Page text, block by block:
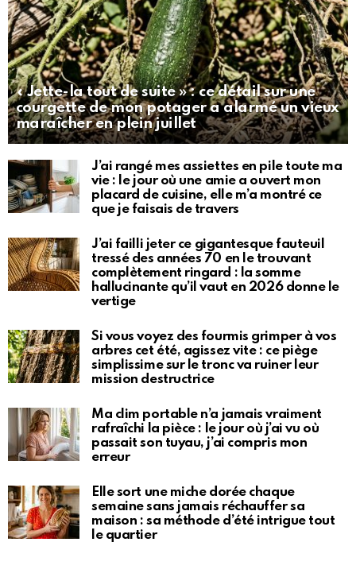
« Jette-la tout de suite » : ce détail sur une
courgette de mon potager a alarmé un vieux
maraîcher en plein juillet
J’ai rangé mes assiettes en pile toute ma
vie : le jour où une amie a ouvert mon
placard de cuisine, elle m’a montré ce
que je faisais de travers
J’ai failli jeter ce gigantesque fauteuil
tressé des années 70 en le trouvant
complètement ringard : la somme
hallucinante qu’il vaut en 2026 donne le
vertige
Si vous voyez des fourmis grimper à vos
arbres cet été, agissez vite : ce piège
simplissime sur le tronc va ruiner leur
mission destructrice
Ma clim portable n’a jamais vraiment
rafraîchi la pièce : le jour où j’ai vu où
passait son tuyau, j’ai compris mon
erreur
Elle sort une miche dorée chaque
semaine sans jamais réchauffer sa
maison : sa méthode d’été intrigue tout
le quartier